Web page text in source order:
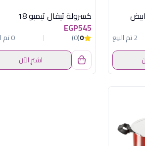
2 تم البيع
كسرولة تيفال تيمبو 18
EGP545
0
(0)
0 تم البيع
اشترِ الآن